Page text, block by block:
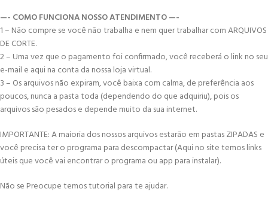
—- COMO FUNCIONA NOSSO ATENDIMENTO —-
1 – Não compre se você não trabalha e nem quer trabalhar com ARQUIVOS
DE CORTE.
2 – Uma vez que o pagamento foi confirmado, você receberá o link no seu
e-mail e aqui na conta da nossa loja virtual.
3 – Os arquivos não expiram, você baixa com calma, de preferência aos
poucos, nunca a pasta toda (dependendo do que adquiriu), pois os
arquivos são pesados e depende muito da sua internet.
IMPORTANTE: A maioria dos nossos arquivos estarão em pastas ZIPADAS e
você precisa ter o programa para descompactar (Aqui no site temos links
úteis que você vai encontrar o programa ou app para instalar).
Não se Preocupe temos tutorial para te ajudar.